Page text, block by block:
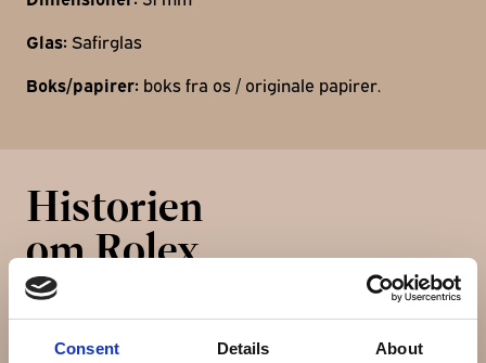
Consent Details About
Glas: Safirglas
Boks/papirer: boks fra os / originale papirer.
Historien
om Rolex
Rolex SA og dets datterselskab Montres Tudor SA er